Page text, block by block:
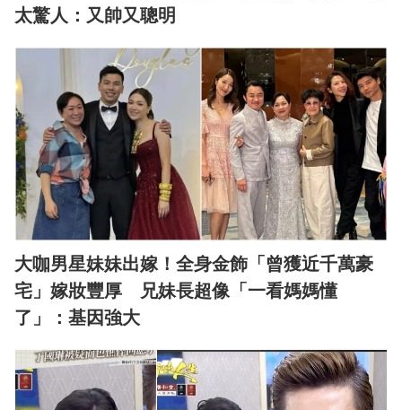
太驚人：又帥又聰明
大咖男星妹妹出嫁！全身金飾「曾獲近千萬豪
宅」嫁妝豐厚 兄妹長超像「一看媽媽懂
了」：基因強大